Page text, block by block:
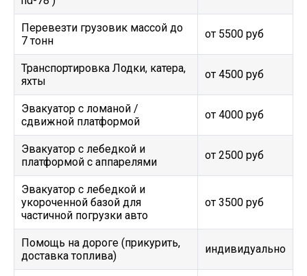
Перевезти грузовик массой до
7 тонн
от 5500 руб
Транспортировка Лодки, катера,
яхты
от 4500 руб
Эвакуатор c ломаной /
сдвижной платформой
от 4000 руб
Эвакуатор с лебедкой и
платформой с аппарелями
от 2500 руб
Эвакуатор с лебедкой и
укороченной базой для
частичной погрузки авто
от 3500 руб
Помощь на дороге (прикурить,
доставка топлива)
индивидуально